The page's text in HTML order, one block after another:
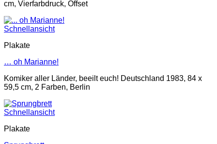
cm, Vierfarbdruck, Offset
Schnellansicht
Plakate
… oh Marianne!
Komiker aller Länder, beeilt euch! Deutschland 1983, 84 x
59,5 cm, 2 Farben, Berlin
Schnellansicht
Plakate